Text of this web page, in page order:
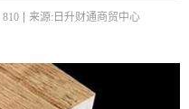
来源:日升财通商贸中心